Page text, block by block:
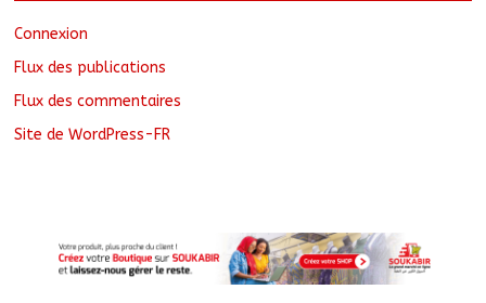
Connexion
Flux des publications
Flux des commentaires
Site de WordPress-FR